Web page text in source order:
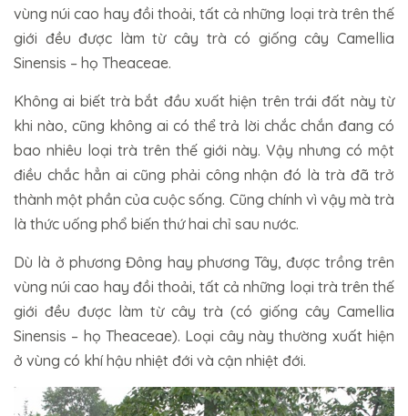
vùng núi cao hay đồi thoải, tất cả những loại trà trên thế
giới đều được làm từ cây trà có giống cây Camellia
Sinensis – họ Theaceae.
Không ai biết trà bắt đầu xuất hiện trên trái đất này từ
khi nào, cũng không ai có thể trả lời chắc chắn đang có
bao nhiêu loại trà trên thế giới này. Vậy nhưng có một
điều chắc hẳn ai cũng phải công nhận đó là trà đã trở
thành một phần của cuộc sống. Cũng chính vì vậy mà trà
là thức uống phổ biến thứ hai chỉ sau nước.
Dù là ở phương Đông hay phương Tây, được trồng trên
vùng núi cao hay đồi thoải, tất cả những loại trà trên thế
giới đều được làm từ cây trà (có giống cây Camellia
Sinensis – họ Theaceae). Loại cây này thường xuất hiện
ở vùng có khí hậu nhiệt đới và cận nhiệt đới.